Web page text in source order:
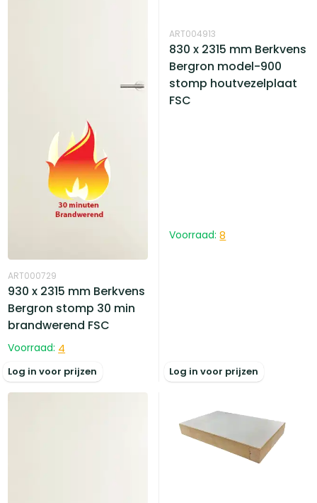
ART000729
930 x 2315 mm Berkvens
Bergron stomp 30 min
brandwerend FSC
Voorraad: 4
Log in voor prijzen
ART004913
830 x 2315 mm Berkvens
Bergron model-900
stomp houtvezelplaat
FSC
Voorraad: 8
Log in voor prijzen